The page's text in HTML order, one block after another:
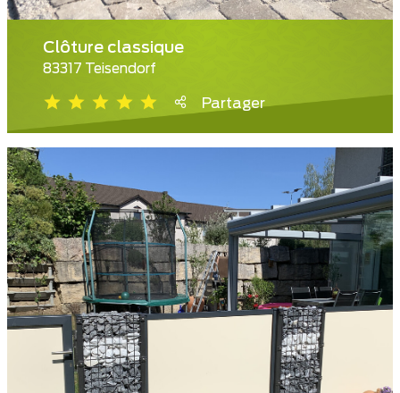
Clôture classique
83317 Teisendorf
Partager